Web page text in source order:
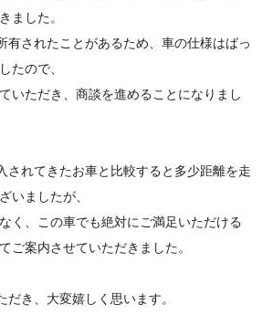
ました。
有されたことがあるため、車の仕様はばっ
たので、
いただき、商談を進めることになりまし
されてきたお車と比較すると多少距離を走
いましたが、
く、この車でも絶対にご満足いただける
ご案内させていただきました。
だき、大変嬉しく思います。